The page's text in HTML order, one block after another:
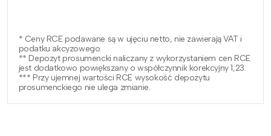
* Ceny RCE podawane są w ujęciu netto, nie zawierają VAT i
podatku akcyzowego.
** Depozyt prosumencki naliczany z wykorzystaniem cen RCE
jest dodatkowo powiększany o współczynnik korekcyjny 1,23.
*** Przy ujemnej wartości RCE wysokość depozytu
prosumenckiego nie ulega zmianie.